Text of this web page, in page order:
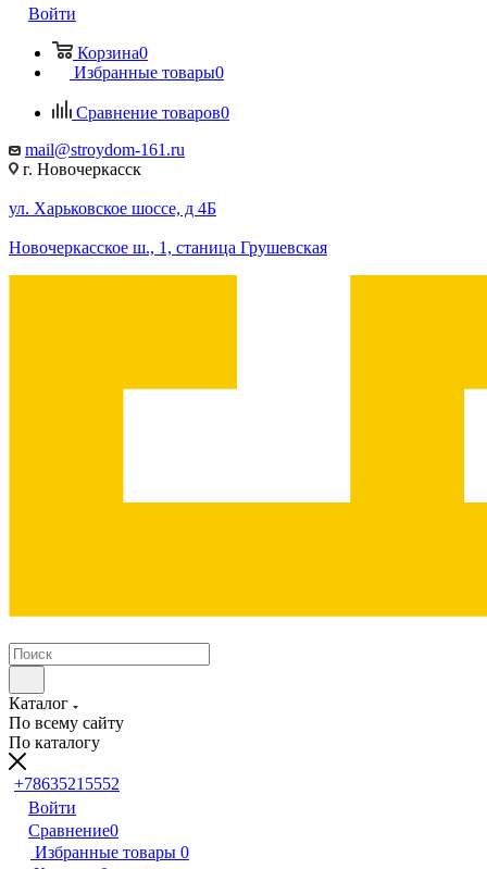
Войти
Корзина0
Избранные товары0
Сравнение товаров0
mail@stroydom-161.ru
г. Новочеркасск
ул. Харьковское шоссе, д 4Б
Новочеркасское ш., 1, станица Грушевская
Каталог
По всему сайту
По каталогу
+78635215552
Войти
Сравнение0
Избранные товары 0